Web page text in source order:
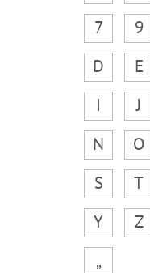
7
9
D
E
I
J
N
O
S
T
Y
Z
„